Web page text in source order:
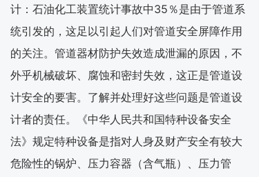
计：石油化工装置统计事故中35％是由于管道系
统引发的，这足以引起人们对管道安全屏障作用
的关注。管道器材防护失效造成泄漏的原因，不
外乎机械破坏、腐蚀和密封失效，这正是管道设
计安全的要害。了解并处理好这些问题是管道设
计者的责任。《中华人民共和国特种设备安全
法》规定特种设备是指对人身及财产安全有较大
危险性的锅炉、压力容器（含气瓶）、压力管